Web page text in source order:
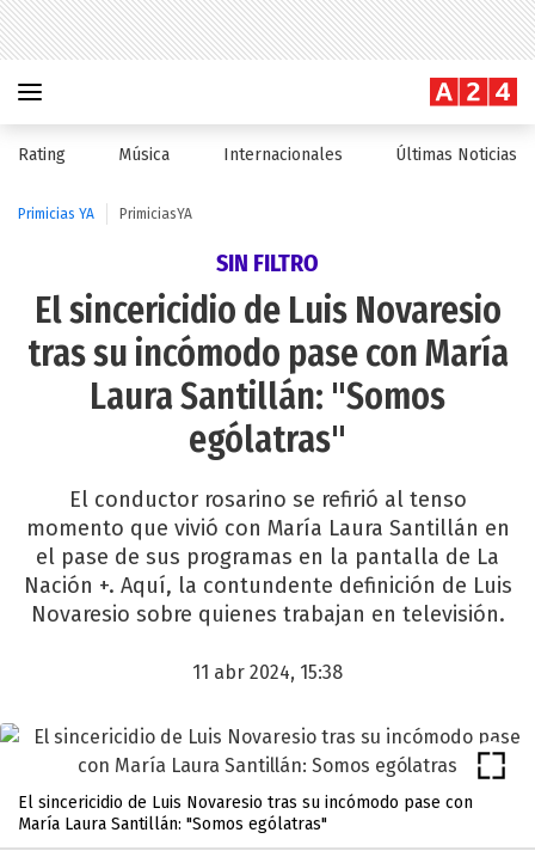
Rating Música Internacionales Últimas Noticias
Primicias YA PrimiciasYA
SIN FILTRO
El sincericidio de Luis Novaresio
tras su incómodo pase con María
Laura Santillán: "Somos
ególatras"
El conductor rosarino se refirió al tenso
momento que vivió con María Laura Santillán en
el pase de sus programas en la pantalla de La
Nación +. Aquí, la contundente definición de Luis
Novaresio sobre quienes trabajan en televisión.
11 abr 2024, 15:38
El sincericidio de Luis Novaresio tras su incómodo pase con
María Laura Santillán: "Somos ególatras"